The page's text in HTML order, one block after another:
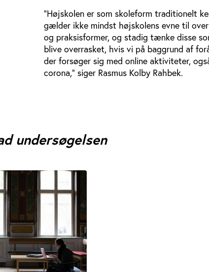
”Højskolen er som skoleform traditionelt
gælder ikke mindst højskolens evne til
og praksisformer, og stadig tænke disse
blive overrasket, hvis vi på baggrund af
der forsøger sig med online aktiviteter,
corona,” siger Rasmus Kolby Rahbek.
undersøgelsen